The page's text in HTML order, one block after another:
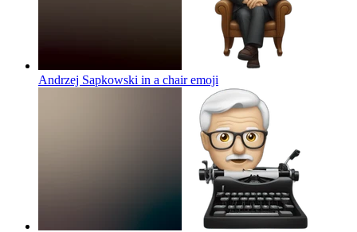
Andrzej Sapkowski in a chairemoji